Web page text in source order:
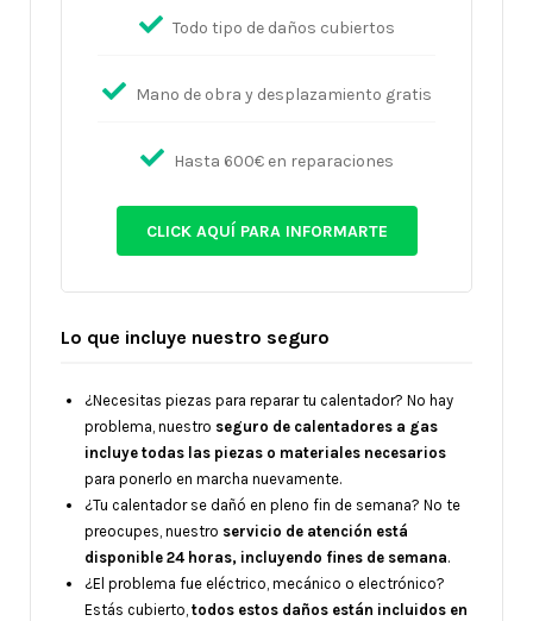
Todo tipo de daños cubiertos
Mano de obra y desplazamiento gratis
Hasta 600€ en reparaciones
CLICK AQUÍ PARA INFORMARTE
Lo que incluye nuestro seguro
¿Necesitas piezas para reparar tu calentador? No hay
problema, nuestro seguro de calentadores a gas
incluye todas las piezas o materiales necesarios
para ponerlo en marcha nuevamente.
¿Tu calentador se dañó en pleno fin de semana? No te
preocupes, nuestro servicio de atención está
disponible 24 horas, incluyendo fines de semana.
¿El problema fue eléctrico, mecánico o electrónico?
Estás cubierto, todos estos daños están incluidos en